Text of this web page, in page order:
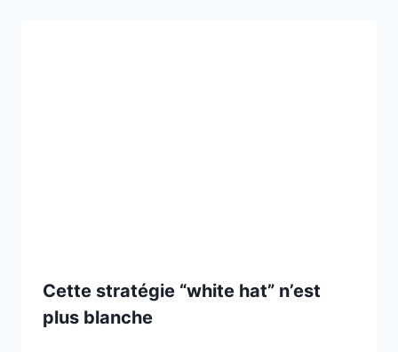
Cette stratégie “white hat” n’est
plus blanche